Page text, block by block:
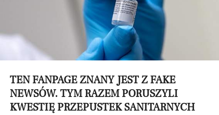
TEN FANPAGE ZNANY JEST Z FAKE
NEWSÓW. TYM RAZEM PORUSZYLI
KWESTIĘ PRZEPUSTEK SANITARNYCH